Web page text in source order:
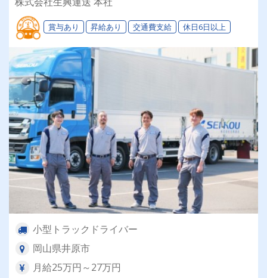
丁寧な指導で未経験でも安心！
賞与あり 昇給あり 交通費支給 休日6日以上
小型トラックドライバー
岡山県井原市
月給25万円～27万円